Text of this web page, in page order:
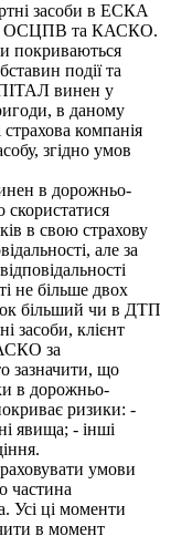
засоби в ЕСКА
за ОСЦПВ та КАСКО.
покриваються
події та
винен у
в даному
компанія
згідно умов
в дорожньо-
скористатися
в свою страхову
але за
не більше двох
більший чи в ДТП
засоби, клієнт
за
зазначити, що
в дорожньо-
ризики: -
явища; - інші
умови
частина
Усі ці моменти
в момент